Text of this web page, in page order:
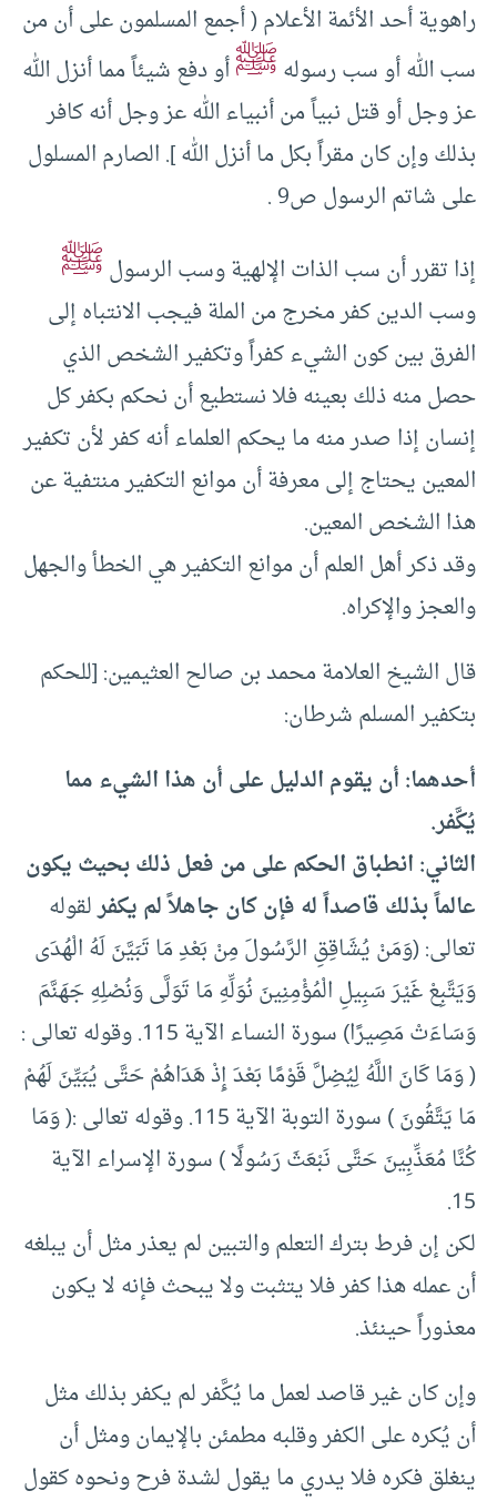
راهوية أحد الأئمة الأعلام ( أجمع المسلمون على أن من
سب الله أو سب رسولهﷺأو دفع شيئاً مما أنزل الله
عز وجل أو قتل نبياً من أنبياء الله عز وجل أنه كافر
بذلك وإن كان مقراً بكل ما أنزل الله ]. الصارم المسلول
على شاتم الرسول ص9 .
إذا تقرر أن سب الذات الإلهية وسب الرسولﷺ
وسب الدين كفر مخرج من الملة فيجب الانتباه إلى
الفرق بين كون الشيء كفراً وتكفير الشخص الذي
حصل منه ذلك بعينه فلا نستطيع أن نحكم بكفر كل
إنسان إذا صدر منه ما يحكم العلماء أنه كفر لأن تكفير
المعين يحتاج إلى معرفة أن موانع التكفير منتفية عن
هذا الشخص المعين.
وقد ذكر أهل العلم أن موانع التكفير هي الخطأ والجهل
والعجز والإكراه.
قال الشيخ العلامة محمد بن صالح العثيمين: [للحكم
بتكفير المسلم شرطان:
أحدهما: أن يقوم الدليل على أن هذا الشيء مما
يُكَّفر.
الثاني: انطباق الحكم على من فعل ذلك بحيث يكون
عالماً بذلك قاصداً له فإن كان جاهلاً لم يكفرلقوله
تعالى: (وَمَنْ يُشَاقِقِ الرَّسُولَ مِنْ بَعْدِ مَا تَبَيَّنَ لَهُ الْهُدَى
وَيَتَّبِعْ غَيْرَ سَبِيلِ الْمُؤْمِنِينَ نُوَلِّهِ مَا تَوَلَّى وَنُصْلِهِ جَهَنَّمَ
وَسَاءَتْ مَصِيرًا) سورة النساء الآية 115. وقوله تعالى :
( وَمَا كَانَ اللَّهُ لِيُضِلَّ قَوْمًا بَعْدَ إِذْ هَدَاهُمْ حَتَّى يُبَيِّنَ لَهُمْ
مَا يَتَّقُونَ ) سورة التوبة الآية 115. وقوله تعالى :( وَمَا
كُنَّا مُعَذِّبِينَ حَتَّى نَبْعَثَ رَسُولًا ) سورة الإسراء الآية
15.
لكن إن فرط بترك التعلم والتبين لم يعذر مثل أن يبلغه
أن عمله هذا كفر فلا يتثبت ولا يبحث فإنه لا يكون
معذوراً حينئذ.
وإن كان غير قاصد لعمل ما يُكَّفر لم يكفر بذلك مثل
أن يُكره على الكفر وقلبه مطمئن بالإيمان ومثل أن
ينغلق فكره فلا يدري ما يقول لشدة فرح ونحوه كقول